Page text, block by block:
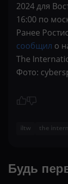
2024 для
16:00 по
Ранее
сообщил о
The
Фото:
iltw the
Будь